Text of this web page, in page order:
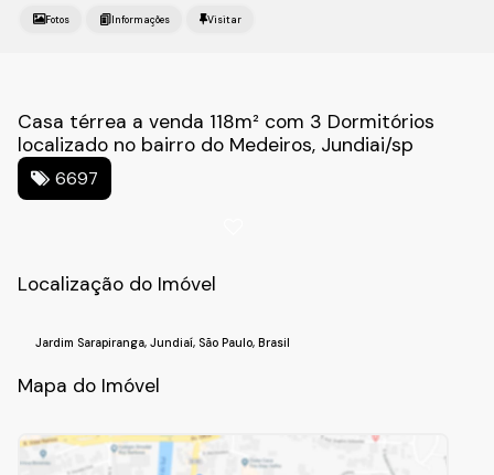
Fotos
Casa térrea a venda 118m² com 3 Dormitórios
localizado no bairro do Medeiros, Jundiai/sp
6697
Localização do Imóvel
Jardim Sarapiranga,Jundiaí, São Paulo,Brasil
Mapa do Imóvel